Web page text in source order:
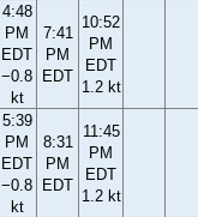
4:48
PM
EDT
−0.8
kt
7:41
PM
EDT
10:52
PM
EDT
1.2 kt
5:39
PM
EDT
−0.8
kt
8:31
PM
EDT
11:45
PM
EDT
1.2 kt